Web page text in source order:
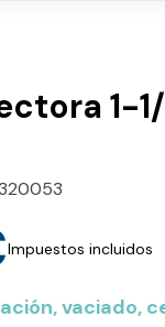
1-
Impuestos incluidos
vaciado,